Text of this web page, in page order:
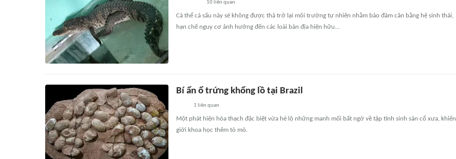
10liên quan
Cá thể cá sấu này sẽ không được thả trở lại môi trường tự nhiên nhằm bảo đảm cân bằng hệ sinh thái,
hạn chế nguy cơ ảnh hưởng đến các loài bản địa hiện hữu...
Bí ẩn ổ trứng khổng lồ tại Brazil
1 liên quan
Một phát hiện hóa thạch đặc biệt vừa hé lộ những manh mối bất ngờ về tập tính sinh sản cổ xưa, khiến
giới khoa học thêm tò mò.